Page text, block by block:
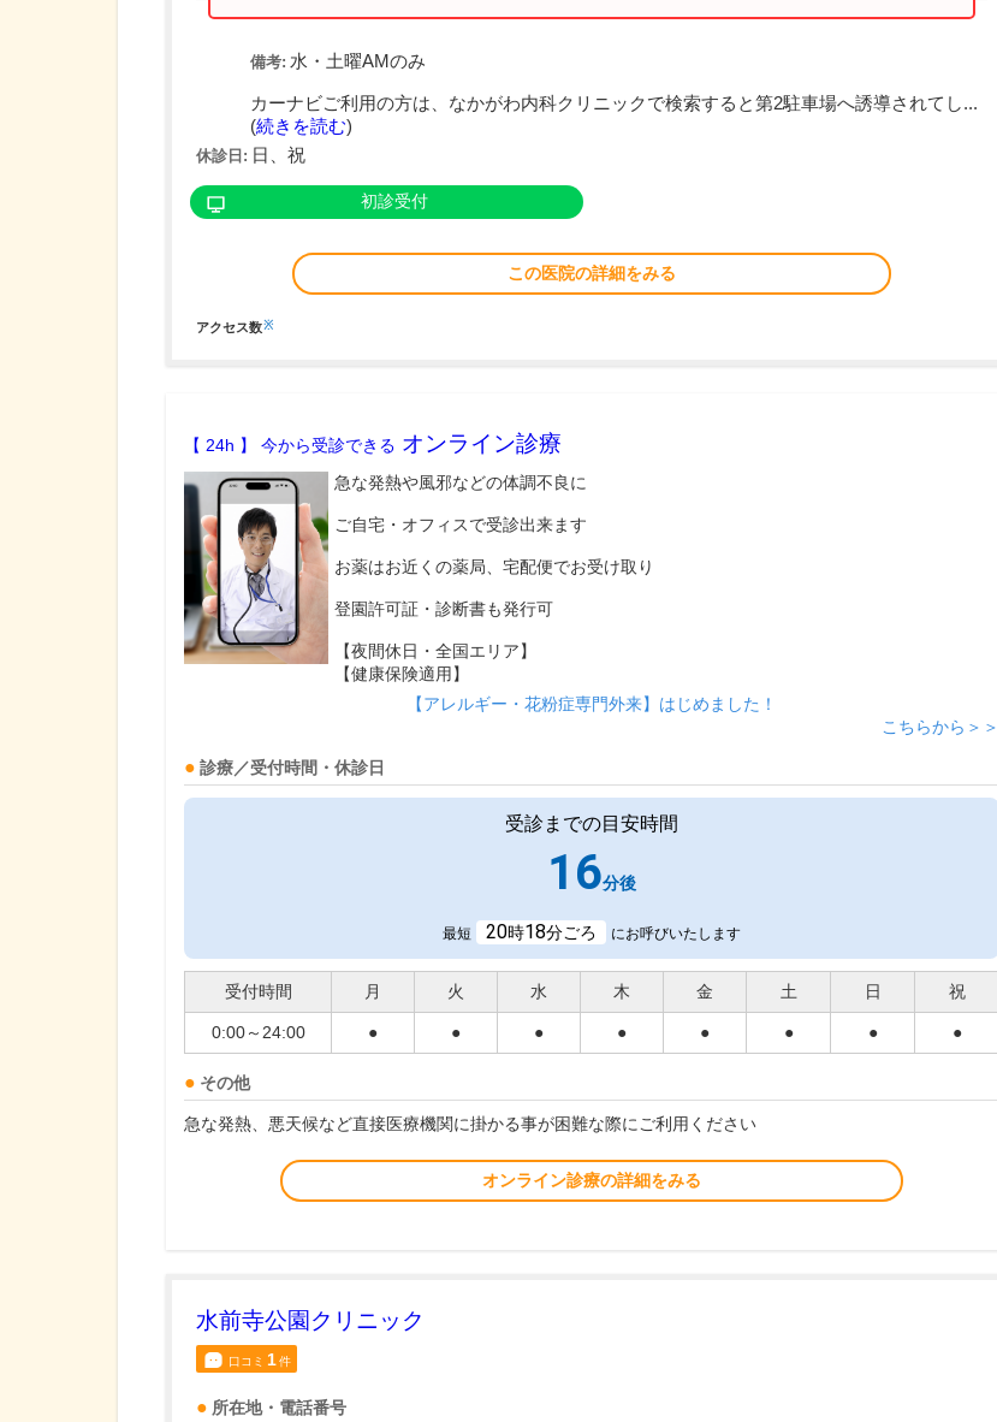
備考: 水・土曜AMのみ
カーナビご利用の方は、なかがわ内科クリニックで検索すると第2駐車場へ誘導されてし...
(続きを読む)
休診日: 日、祝
初診受付
この医院の詳細をみる
アクセス数※
【 24h 】 今から受診できる オンライン診療
急な発熱や風邪などの体調不良に
ご自宅・オフィスで受診出来ます
お薬はお近くの薬局、宅配便でお受け取り
登園許可証・診断書も発行可
【夜間休日・全国エリア】
【健康保険適用】
【アレルギー・花粉症専門外来】はじめました！
こちらから＞＞
診療／受付時間・休診日
受診までの目安時間
16分後
最短 20時18分ごろ にお呼びいたします
受付時間 月 火 水 木 金 土 日 祝
0:00～24:00 ● ● ● ● ● ● ● ●
その他
急な発熱、悪天候など直接医療機関に掛かる事が困難な際にご利用ください
オンライン診療の詳細をみる
水前寺公園クリニック
口コミ 1件
所在地・電話番号